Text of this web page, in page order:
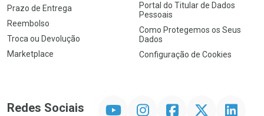
Prazo de Entrega
Reembolso
Troca ou Devolução
Marketplace
Portal do Titular de Dados
Pessoais
Como Protegemos os Seus
Dados
Configuração de Cookies
Redes Sociais InstagramFacebookTwitter Linkedin